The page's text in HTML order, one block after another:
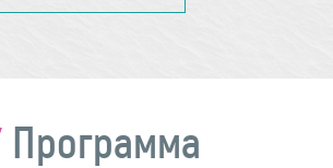
Программа